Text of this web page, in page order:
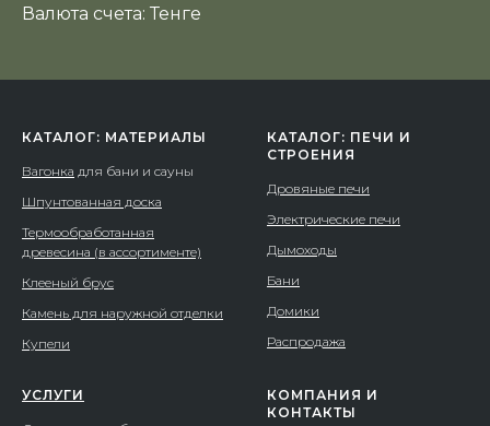
Валюта счета: Тенге
КАТАЛОГ: МАТЕРИАЛЫ
Вагонка для бани и сауны
Шпунтованная доска
Термообработанная
древесина (в ассортименте)
Клееный брус
Камень для наружной отделки
Купели
КАТАЛОГ: ПЕЧИ И
СТРОЕНИЯ
Дровяные печи
Электрические печи
Дымоходы
Бани
Домики
Распродажа
УСЛУГИ
КОМПАНИЯ И
КОНТАКТЫ